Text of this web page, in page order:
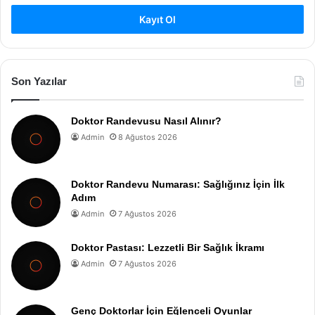
Kayıt Ol
Son Yazılar
Doktor Randevusu Nasıl Alınır?
Admin 8 Ağustos 2026
Doktor Randevu Numarası: Sağlığınız İçin İlk
Adım
Admin 7 Ağustos 2026
Doktor Pastası: Lezzetli Bir Sağlık İkramı
Admin 7 Ağustos 2026
Genç Doktorlar İçin Eğlenceli Oyunlar